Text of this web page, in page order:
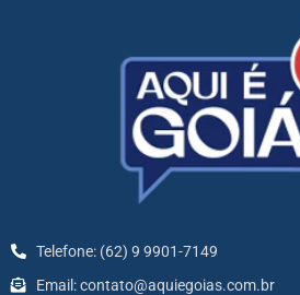
Telefone: (62) 9 9901-7149
Email: contato@aquiegoias.com.br